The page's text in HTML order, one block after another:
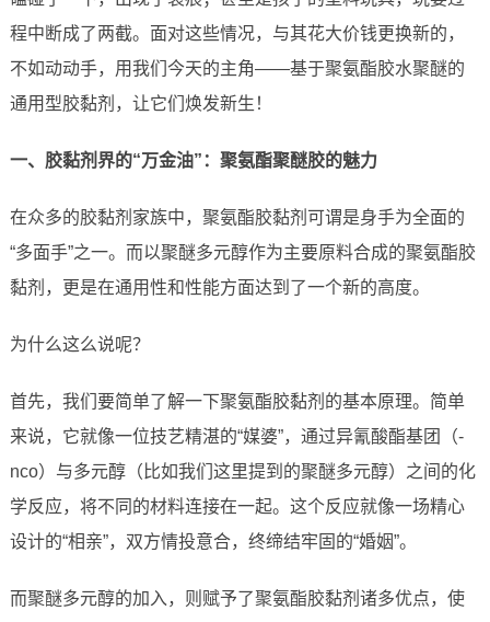
程中断成了两截。面对这些情况，与其花大价钱更换新的，
不如动动手，用我们今天的主角——基于聚氨酯胶水聚醚的
通用型胶黏剂，让它们焕发新生！
一、胶黏剂界的“万金油”：聚氨酯聚醚胶的魅力
在众多的胶黏剂家族中，聚氨酯胶黏剂可谓是身手为全面的
“多面手”之一。而以聚醚多元醇作为主要原料合成的聚氨酯胶
黏剂，更是在通用性和性能方面达到了一个新的高度。
为什么这么说呢？
首先，我们要简单了解一下聚氨酯胶黏剂的基本原理。简单
来说，它就像一位技艺精湛的“媒婆”，通过异氰酸酯基团（-
nco）与多元醇（比如我们这里提到的聚醚多元醇）之间的化
学反应，将不同的材料连接在一起。这个反应就像一场精心
设计的“相亲”，双方情投意合，终缔结牢固的“婚姻”。
而聚醚多元醇的加入，则赋予了聚氨酯胶黏剂诸多优点，使